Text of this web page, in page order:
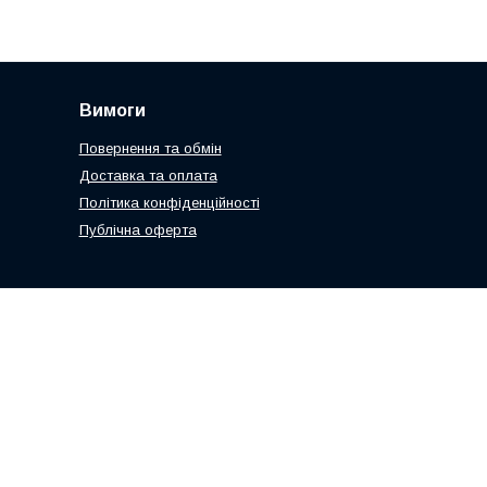
Вимоги
Повернення та обмін
Доставка та оплата
Політика конфіденційності
Публічна оферта